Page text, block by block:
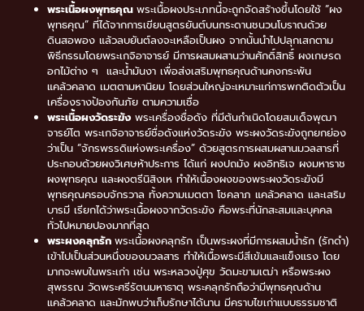
พระเนื้อผงพุทธคุณ พระเนื้อผงประเภทนี้จะถูกจัดสร้างขึ้นโดยใช้ “ผง
พุทธคุณ” ที่ได้จากการเขียนสูตรยันต์บนกระดานชนวนโบราณด้วย
ดินสอพอง แล้วลบยันต์ลงจะเหลือเป็นผง จากนั้นนำไปปลุกเสกตาม
พิธีกรรมโดยพระเกจิอาจารย์ มีการผสมผสานว่านศักดิ์สิทธิ์ ผงเกษรด
อกไม้ต่าง ๆ และน้ำมันงา เพื่อส่งเสริมพุทธคุณด้านคงกระพัน
แคล้วคลาด เมตตามหานิยม โดยส่วนใหญ่จะเหมาะแก่การพกติดตัวเป็น
เครื่องรางป้องกันภัย ตามความเชื่อ
พระเนื้อผงวัดระฆัง พระเครื่องชื่อดัง ที่มีต้นกำเนิดโดยสมเด็จพุฒา
จารย์โต พระเกจิอาจารย์ชื่อดังแห่งวัดระฆัง พระผงวัดระฆังถูกยกย่อง
ว่าเป็น “จักรพรรดิแห่งพระเครื่อง” ด้วยสูตรการผสมผสานมวลสารที่
ประกอบด้วยผงวิเศษห้าประการ ได้แก่ ผงปถมัง ผงอิทธิเจ ผงมหาราช
ผงพุทธคุณ และผงตรีนิสิงเห ทำให้เนื้องผงของพระผงวัดระฆังมี
พุทธคุณครอบจักรวาล ทั้งความเมตตา โชคลาภ แคล้วคลาด และเสริม
บารมี เรียกได้ว่าพระเนื้อผงจากวัดระฆัง คือพระที่นักสะสมและบุคคล
ทั่วไปหมายปองมากที่สุด
พระผงคลุกรัก พระเนื้อผงคลุกรัก เป็นพระผงที่มีการผสมน้ำรัก (รักดำ)
เข้าไปเป็นส่วนหนึ่งของมวลสาร ทำให้เนื้อพระมีสีเข้มและแข็งแรง โดย
มากจะพบในพระเก่า เช่น พระหลวงปู่ศุข วัดมะขามเฒ่า หรือพระผง
สุพรรณ วัดพระศรีรัตนมหาธาตุ พระคลุกรักถือว่ามีพุทธคุณด้าน
แคล้วคลาด และมักพบว่าเก็บรักษาได้นาน มีคราบไขเก่าแบบธรรมชาติ